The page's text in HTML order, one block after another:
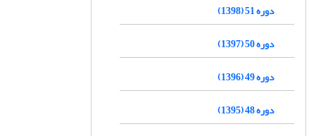
دوره 51 (1398)
دوره 50 (1397)
دوره 49 (1396)
دوره 48 (1395)